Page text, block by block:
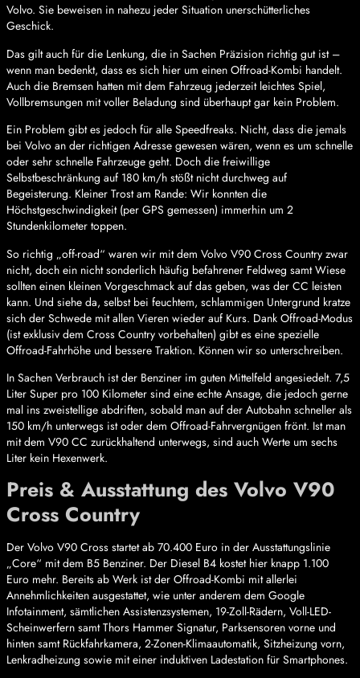
Volvo. Sie beweisen in nahezu jeder Situation unerschütterliches
Geschick.
Das gilt auch für die Lenkung, die in Sachen Präzision richtig gut ist –
wenn man bedenkt, dass es sich hier um einen Offroad-Kombi handelt.
Auch die Bremsen hatten mit dem Fahrzeug jederzeit leichtes Spiel,
Vollbremsungen mit voller Beladung sind überhaupt gar kein Problem.
Ein Problem gibt es jedoch für alle Speedfreaks. Nicht, dass die jemals
bei Volvo an der richtigen Adresse gewesen wären, wenn es um schnelle
oder sehr schnelle Fahrzeuge geht. Doch die freiwillige
Selbstbeschränkung auf 180 km/h stößt nicht durchweg auf
Begeisterung. Kleiner Trost am Rande: Wir konnten die
Höchstgeschwindigkeit (per GPS gemessen) immerhin um 2
Stundenkilometer toppen.
So richtig „off-road“ waren wir mit dem Volvo V90 Cross Country zwar
nicht, doch ein nicht sonderlich häufig befahrener Feldweg samt Wiese
sollten einen kleinen Vorgeschmack auf das geben, was der CC leisten
kann. Und siehe da, selbst bei feuchtem, schlammigen Untergrund kratze
sich der Schwede mit allen Vieren wieder auf Kurs. Dank Offroad-Modus
(ist exklusiv dem Cross Country vorbehalten) gibt es eine spezielle
Offroad-Fahrhöhe und bessere Traktion. Können wir so unterschreiben.
In Sachen Verbrauch ist der Benziner im guten Mittelfeld angesiedelt. 7,5
Liter Super pro 100 Kilometer sind eine echte Ansage, die jedoch gerne
mal ins zweistellige abdriften, sobald man auf der Autobahn schneller als
150 km/h unterwegs ist oder dem Offroad-Fahrvergnügen frönt. Ist man
mit dem V90 CC zurückhaltend unterwegs, sind auch Werte um sechs
Liter kein Hexenwerk.
Preis & Ausstattung des Volvo V90
Cross Country
Der Volvo V90 Cross startet ab 70.400 Euro in der Ausstattungslinie
„Core“ mit dem B5 Benziner. Der Diesel B4 kostet hier knapp 1.100
Euro mehr. Bereits ab Werk ist der Offroad-Kombi mit allerlei
Annehmlichkeiten ausgestattet, wie unter anderem dem Google
Infotainment, sämtlichen Assistenzsystemen, 19-Zoll-Rädern, Voll-LED-
Scheinwerfern samt Thors Hammer Signatur, Parksensoren vorne und
hinten samt Rückfahrkamera, 2-Zonen-Klimaautomatik, Sitzheizung vorn,
Lenkradheizung sowie mit einer induktiven Ladestation für Smartphones.